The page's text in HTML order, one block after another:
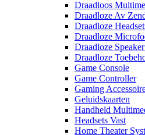
Draadloos
Draadloze Av
Draadloze
Draadloze
Draadloze
Draadloze
Game Console
Game Controller
Gaming
Geluidskaarten
Handheld
Headsets Vast
Home Theater